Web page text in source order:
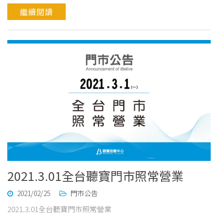
繼續閱讀
2021.3.01全台聽寶門市照常營業
2021/02/25 門市公告
2021.3.01全台聽寶門市照常營業